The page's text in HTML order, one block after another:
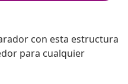
con esta estructura
para cualquier